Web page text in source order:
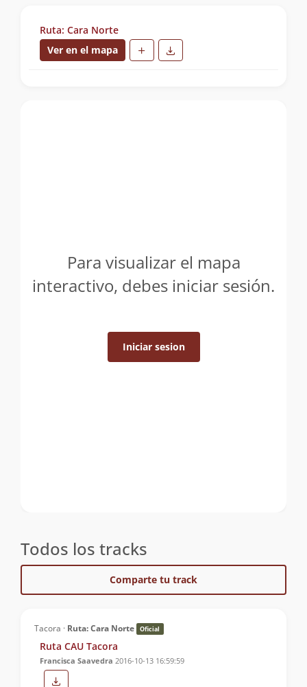
Ruta: Cara Norte
Ver en el mapa
Para visualizar el mapa
interactivo, debes iniciar sesión.
Iniciar sesion
Todos los tracks
Comparte tu track
Tacora · Ruta: Cara Norte Oficial
Ruta CAU Tacora
Francisca Saavedra 2016-10-13 16:59:59